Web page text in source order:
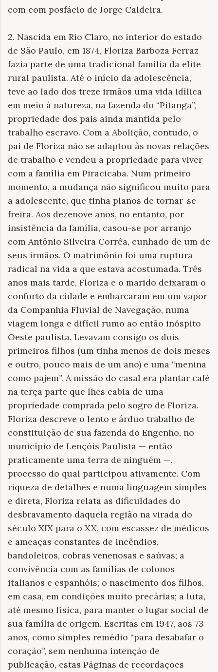
com com posfácio de Jorge Caldeira.
2. Nascida em Rio Claro, no interior do estado
de São Paulo, em 1874, Floriza Barboza Ferraz
fazia parte de uma tradicional família da elite
rural paulista. Até o início da adolescência,
teve ao lado dos treze irmãos uma vida idílica
em meio à natureza, na fazenda do “Pitanga”,
propriedade dos pais ainda mantida pelo
trabalho escravo. Com a Abolição, contudo, o
pai de Floriza não se adaptou às novas relações
de trabalho e vendeu a propriedade para viver
com a família em Piracicaba. Num primeiro
momento, a mudança não significou muito para
a adolescente, que tinha planos de tornar-se
freira. Aos dezenove anos, no entanto, por
insistência da família, casou-se por arranjo
com Antônio Silveira Corrêa, cunhado de um de
seus irmãos. O matrimônio foi uma ruptura
radical na vida a que estava acostumada. Três
anos mais tarde, Floriza e o marido deixaram o
conforto da cidade e embarcaram em um vapor
da Companhia Fluvial de Navegação, numa
viagem longa e difícil rumo ao então inóspito
Oeste paulista. Levavam consigo os dois
primeiros filhos (um tinha menos de dois meses
e outro, pouco mais de um ano) e uma “menina
como pajem”. A missão do casal era plantar café
na terça parte que lhes cabia de uma
propriedade comprada pelo sogro de Floriza.
Floriza descreve o lento e árduo trabalho de
constituição de sua fazenda do Engenho, no
município de Lençóis Paulista — então
praticamente uma terra de ninguém —,
processo do qual participou ativamente. Com
riqueza de detalhes e numa linguagem simples
e direta, Floriza relata as dificuldades do
desbravamento daquela região na virada do
século XIX para o XX, com escassez de médicos
e ameaças constantes de incêndios,
bandoleiros, cobras venenosas e saúvas; a
convivência com as famílias de colonos
italianos e espanhóis; o nascimento dos filhos,
em casa, em condições muito precárias; a luta,
até mesmo física, para manter o lugar social de
sua família de origem. Escritas em 1947, aos 73
anos, como simples remédio “para desabafar o
coração”, sem nenhuma intenção de
publicação, estas Páginas de recordações